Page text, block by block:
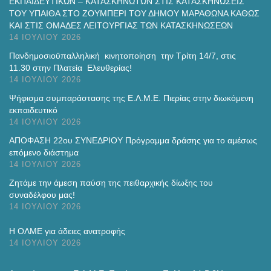
ΤΟΥ ΥΠΑΙΘΑ ΣΤΟ ΖΟΥΜΠΕΡΙ ΤΟΥ ΔΗΜΟΥ ΜΑΡΑΘΩΝΑ ΚΑΘΩΣ
ΚΑΙ ΣΤΙΣ ΟΜΑΔΕΣ ΛΕΙΤΟΥΡΓΙΑΣ ΤΩΝ ΚΑΤΑΣΚΗΝΩΣΕΩΝ
14 ΙΟΥΛΊΟΥ 2026
Πανδημοσιοϋπαλληλική κινητοποίηση την Τρίτη 14/7, στις
11.30 στην Πλατεία Ελευθερίας!
14 ΙΟΥΛΊΟΥ 2026
Ψήφισμα συμπαράστασης της Ε.Λ.Μ.Ε. Πιερίας στην διωκόμενη
εκπαιδευτικό
14 ΙΟΥΛΊΟΥ 2026
ΑΠΟΦΑΣΗ 22ου ΣΥΝΕΔΡΙΟΥ Πρόγραμμα δράσης για το αμέσως
επόμενο διάστημα
14 ΙΟΥΛΊΟΥ 2026
Ζητάμε την άμεση παύση της πειθαρχικής δίωξης του
συναδέλφου μας!
14 ΙΟΥΛΊΟΥ 2026
H ΟΛΜΕ για άδειες ανατροφής
14 ΙΟΥΛΊΟΥ 2026